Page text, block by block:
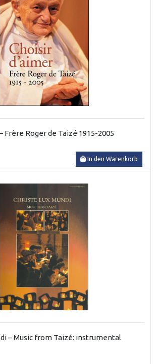
Frère Roger de Taizé 1915-2005
In den Warenkorb
– Music from Taizé: instrumental